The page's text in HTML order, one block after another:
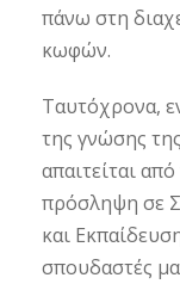
πάνω στη
κωφών.
Ταυτόχρονα,
της γνώσης
απαιτείται
πρόσληψη σε
και
σπουδαστές